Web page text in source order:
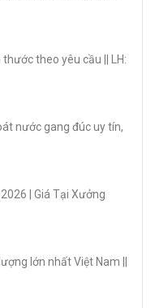
theo yêu cầu || LH:
nước gang đúc uy tín,
| Giá Tại Xưởng
lớn nhất Việt Nam ||